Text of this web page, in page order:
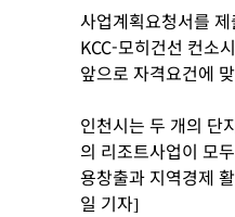
사업계획요청서를
KCC-모히건선 컨소
앞으로 자격요건에
인천시는 두 개의 단
의 리조트사업이 모
용창출과 지역경제
일 기자]